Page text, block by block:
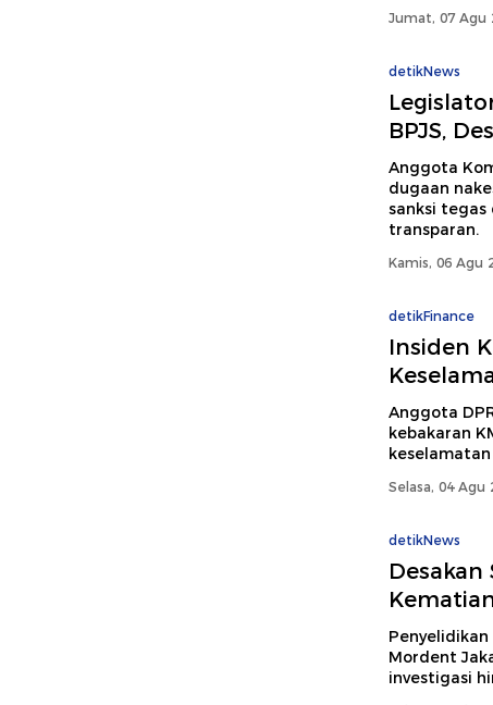
Jumat, 07 Agu
detikNews
BPJS,
Anggota
dugaan
sanksi tegas
transparan.
Kamis, 06 Agu
detikFinance
Insiden
Anggota
kebakaran
Selasa, 04 Agu
detikNews
Desakan
Mordent
investigasi